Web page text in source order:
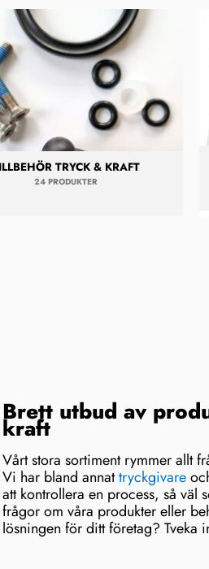
TRYCK & KRAFT
24 PRODUKTER
Brett utbud av
kraft
Vårt stora sortiment rymmer allt
Vi har bland annattryckgivare
att kontrollera en process, så
frågor om våra produkter eller
lösningen för ditt företag? Tveka